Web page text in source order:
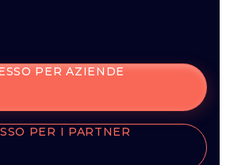
PER AZIENDE
PER I PARTNER